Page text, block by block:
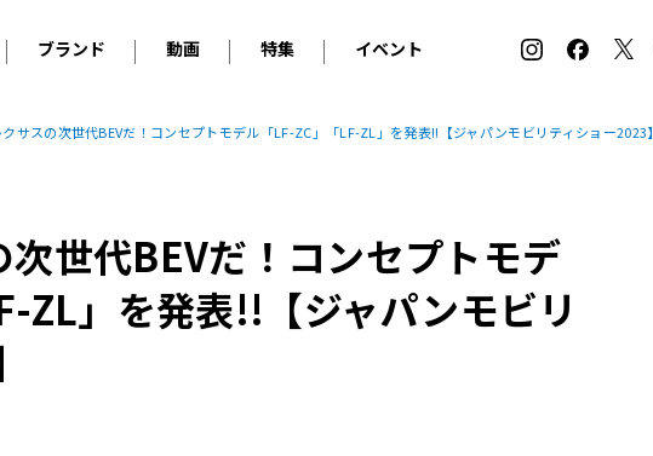
ブランド
輸入車 アウディ BMW
アルピナ
プジョー
ルノー
アバルト
アルファ・ロメオ
フィアット
ランボルギーニ
マセラティ
アストン・マーティン
動画
オリジナル動画
特集
2026 サマータイヤ＆ホイール バイヤーズガイド
ホイールカタログ
タイヤ特集
イベント
ル・ボラン カーズ・ミート2026横浜
EV:LIFE KOBE 2025
ル・ボラン カーズ・ミート2025横浜
サスの次世代BEVだ！コンセプトモデル「LF-ZC」「LF-ZL」を発表!!【ジャパンモビリティショー2023】
次世代BEVだ！コンセプトモデ
ZL」を発表!!【ジャパンモビリ